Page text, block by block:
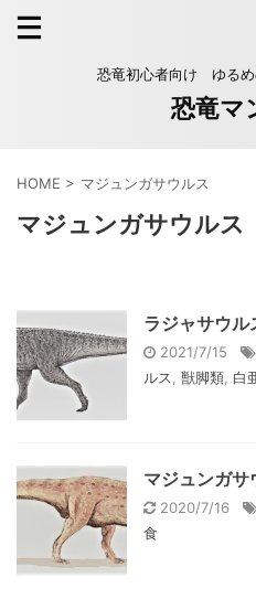
恐竜初心者向け ゆるめ
恐竜マ
HOME > マジュンガサウルス
マジュンガサウルス
ラジャサウ
2021/7/15
ルス
獣脚類 白
マジュンガサ
2020/7/16
食